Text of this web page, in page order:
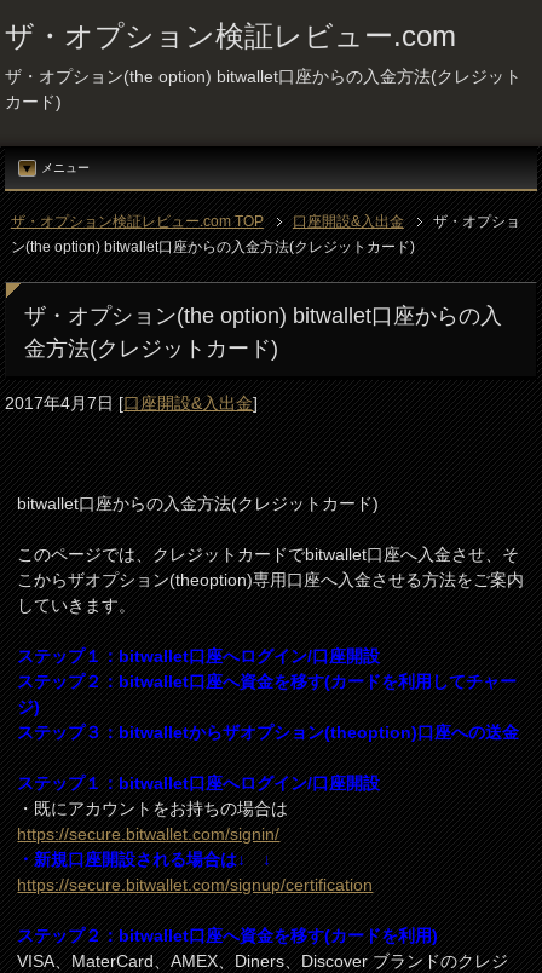
ザ・オプション検証レビュー.com
ザ・オプション(the option) bitwallet口座からの入金方法(クレジット
カード)
メニュー
ザ・オプション検証レビュー.com TOP 口座開設&入出金
ザ・オプショ
ン(the option) bitwallet口座からの入金方法(クレジットカード)
ザ・オプション(the option) bitwallet口座からの入
金方法(クレジットカード)
2017年4月7日[口座開設&入出金]
bitwallet口座からの入金方法(クレジットカード)
このページでは、クレジットカードでbitwallet口座へ入金させ、そ
こからザオプション(theoption)専用口座へ入金させる方法をご案内
していきます。
ステップ１：bitwallet口座へログイン/口座開設
ステップ２：bitwallet口座へ資金を移す(カードを利用してチャー
ジ)
ステップ３：bitwalletからザオプション(theoption)口座への送金
ステップ１：bitwallet口座へログイン/口座開設
・既にアカウントをお持ちの場合は
https://secure.bitwallet.com/signin/
・新規口座開設される場合は↓ ↓
https://secure.bitwallet.com/signup/certification
ステップ２：bitwallet口座へ資金を移す(カードを利用)
VISA、MaterCard、AMEX、Diners、Discover ブランドのクレジ